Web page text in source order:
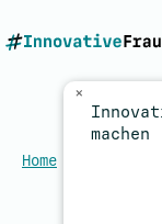
×
machen
Home